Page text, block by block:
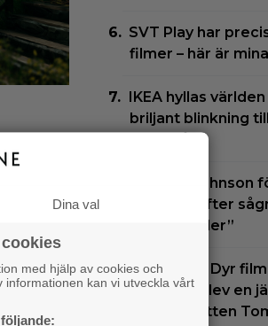
att ge
från
styra
SVT Play har
filmer – här är
IKEA hyllas
briljant blinkning
Skarsgård
Dwayne Johnson
”Vaiana” efter
”Sånt händer”
Inatt på tv: Dyr
klassiker blev en
97% på Rotten
Dina val
med hjälp av cookies och
kan vi utveckla vårt